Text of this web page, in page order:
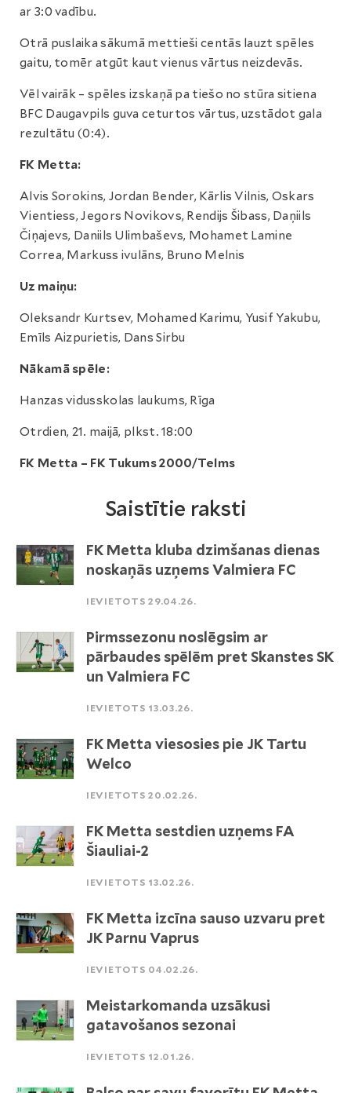
ar 3:0 vadību.
Otrā puslaika sākumā mettieši centās lauzt spēles
gaitu, tomēr atgūt kaut vienus vārtus neizdevās.
Vēl vairāk – spēles izskaņā pa tiešo no stūra sitiena
BFC Daugavpils guva ceturtos vārtus, uzstādot gala
rezultātu (0:4).
FK Metta:
Alvis Sorokins, Jordan Bender, Kārlis Vilnis, Oskars
Vientiess, Jegors Novikovs, Rendijs Šibass, Daņiils
Čiņajevs, Daniils Ulimbaševs, Mohamet Lamine
Correa, Markuss ivulāns, Bruno Melnis
Uz maiņu:
Oleksandr Kurtsev, Mohamed Karimu, Yusif Yakubu,
Emīls Aizpurietis, Dans Sirbu
Nākamā spēle:
Hanzas vidusskolas laukums, Rīga
Otrdien, 21. maijā, plkst. 18:00
FK Metta – FK Tukums 2000/Telms
Saistītie raksti
FK Metta kluba dzimšanas dienas
noskaņās uzņems Valmiera FC
IEVIETOTS 29.04.26.
Pirmssezonu noslēgsim ar
pārbaudes spēlēm pret Skanstes SK
un Valmiera FC
IEVIETOTS 13.03.26.
FK Metta viesosies pie JK Tartu
Welco
IEVIETOTS 20.02.26.
FK Metta sestdien uzņems FA
Šiauliai-2
IEVIETOTS 13.02.26.
FK Metta izcīna sauso uzvaru pret
JK Parnu Vaprus
IEVIETOTS 04.02.26.
Meistarkomanda uzsākusi
gatavošanos sezonai
IEVIETOTS 12.01.26.